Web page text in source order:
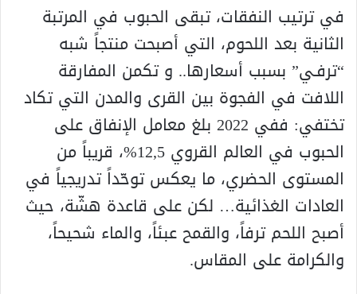
في ترتيب النفقات، تبقى الحبوب في المرتبة
الثانية بعد اللحوم، التي أصبحت منتجاً شبه
“ترفـي” بسبب أسعارها.. و تكمن المفارقة
اللافت في الفجوة بين القرى والمدن التي تكاد
تختفي: ففي 2022 بلغ معامل الإنفاق على
الحبوب في العالم القروي 12,5%، قريباً من
المستوى الحضري، ما يعكس توحّداً تدريجياً في
العادات الغذائية… لكن على قاعدة هشّة، حيث
أصبح اللحم ترفاً، والقمح عبئاً، والماء شحيحاً،
والكرامة على المقاس.